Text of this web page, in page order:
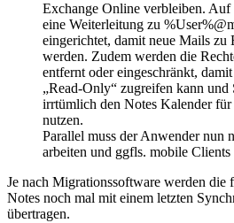
Exchange Online verbleiben.
eine Weiterleitung zu
eingerichtet, damit neue Mails zu
werden. Zudem werden die
entfernt oder eingeschränkt,
„Read-Only“ zugreifen kann und
irrtümlich den Notes Kalender
nutzen.
Parallel muss der Anwender nun
arbeiten und ggfls. mobile
Je nach Migrationssoftware werden die
Notes noch mal mit einem letzten
übertragen.